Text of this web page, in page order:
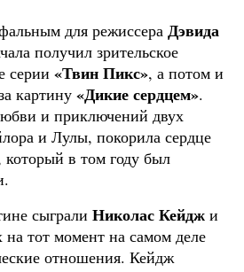
для режиссера Дэвида
получил зрительское
серии «Твин Пикс», а потом и
картину «Дикие сердцем».
и приключений двух
и Лулы, покорила сердце
который в том году был
сыграли Николас Кейдж и
на тот момент на самом деле
отношения. Кейдж